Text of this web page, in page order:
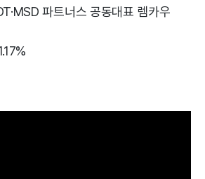
파트너스 공동대표 렘카우